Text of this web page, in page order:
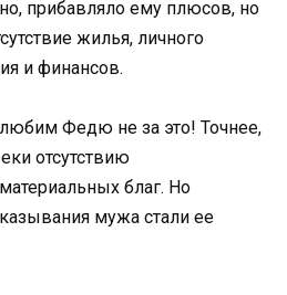
прибавляло ему плюсов, но
жилья, личного
и финансов.
Федю не за это! Точнее,
отсутствию
благ. Но
мужа стали ее